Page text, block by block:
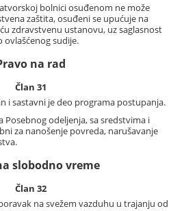
bolnici osuđenom ne može
zaštita, osuđeni se upućuje na
zdravstvenu ustanovu, uz saglasnost
ovlašćenog sudije.
na rad
Član 31
i sastavni je deo programa postupanja.
odeljenja, sa sredstvima i
za nanošenje povreda, narušavanje
slobodno vreme
Član 32
na svežem vazduhu u trajanju od